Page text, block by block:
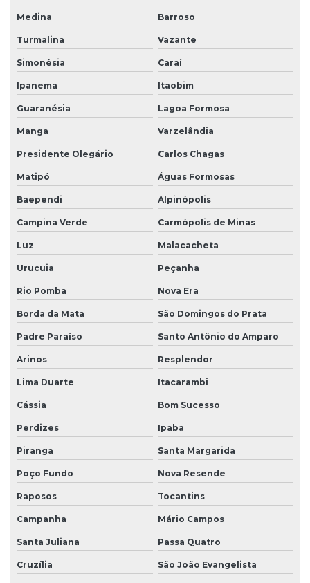
Medina Barroso
Turmalina Vazante
Simonésia Caraí
Ipanema Itaobim
Guaranésia Lagoa Formosa
Manga Varzelândia
Presidente Olegário Carlos Chagas
Matipó Águas Formosas
Baependi Alpinópolis
Campina Verde Carmópolis de Minas
Luz Malacacheta
Urucuia Peçanha
Rio Pomba Nova Era
Borda da Mata São Domingos do Prata
Padre Paraíso Santo Antônio do Amparo
Arinos Resplendor
Lima Duarte Itacarambi
Cássia Bom Sucesso
Perdizes Ipaba
Piranga Santa Margarida
Poço Fundo Nova Resende
Raposos Tocantins
Campanha Mário Campos
Santa Juliana Passa Quatro
Cruzília São João Evangelista